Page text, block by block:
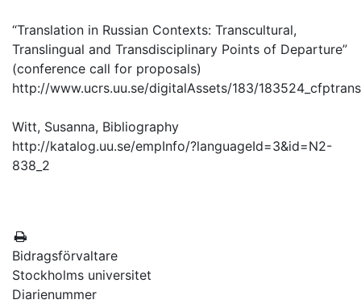
“Translation in Russian Contexts: Transcultural,
Translingual and Transdisciplinary Points of Departure”
(conference call for proposals)
http://www.ucrs.uu.se/digitalAssets/183/
Witt, Susanna, Bibliography
http://katalog.uu.se/empInfo/?languageId=3&id=N2-
838_2
Bidragsförvaltare
Stockholms universitet
Diarienummer